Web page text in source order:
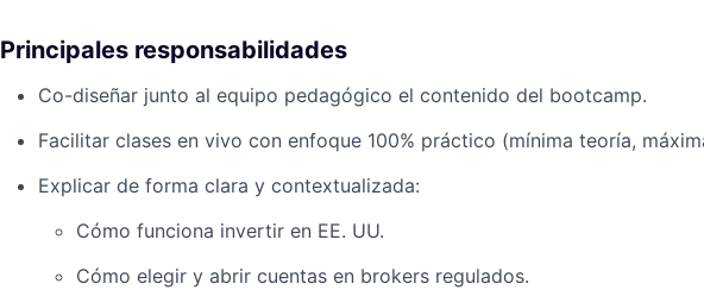
Principales responsabilidades
Co-diseñar junto al equipo pedagógico el contenido del bootcamp.
Facilitar clases en vivo con enfoque 100% práctico (mínima teoría,
Explicar de forma clara y contextualizada:
Cómo funciona invertir en EE. UU.
Cómo elegir y abrir cuentas en brokers regulados.